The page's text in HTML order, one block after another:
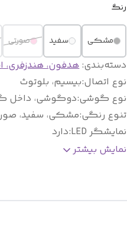
رنگ
مشکی سفید صورتی
دسته‌بندی:هدفون، هندزفری،
نوع اتصال:بیسیم، بلوتوث
نوع گوشی:دوگوشی،
تنوع رنگی:مشکی، سفید،
نمایشگر LED
:دارد
عمر باتری در حین مکالمه و
نمایش بیشتر